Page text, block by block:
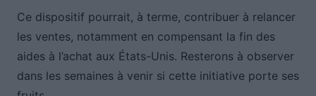
Ce dispositif pourrait, à terme, contribuer à relancer
les ventes, notamment en compensant la fin des
aides à l’achat aux États-Unis. Resterons à observer
dans les semaines à venir si cette initiative porte ses